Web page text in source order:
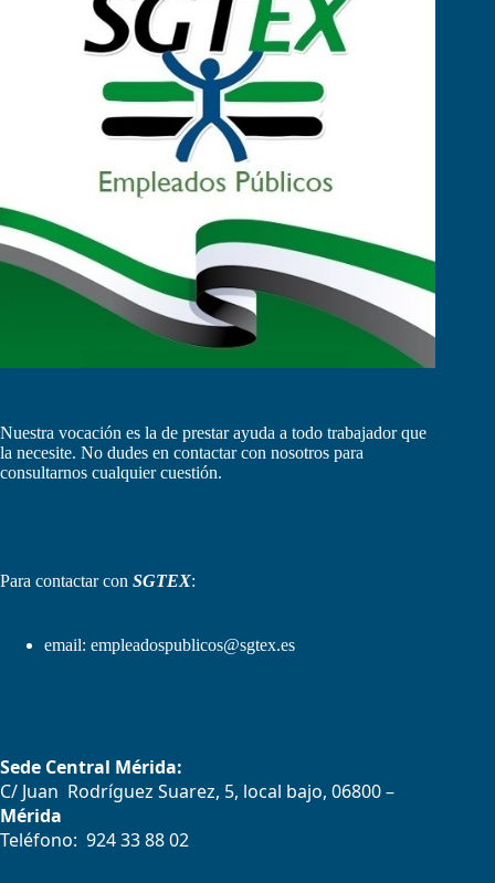
Nuestra vocación es la de prestar ayuda a todo trabajador que
la necesite. No dudes en contactar con nosotros para
consultarnos cualquier cuestión.
Para contactar con SGTEX:
email: empleadospublicos@sgtex.es
Sede Central Mérida:
C/ Juan Rodríguez Suarez, 5, local bajo, 06800 –
Mérida
Teléfono: 924 33 88 02